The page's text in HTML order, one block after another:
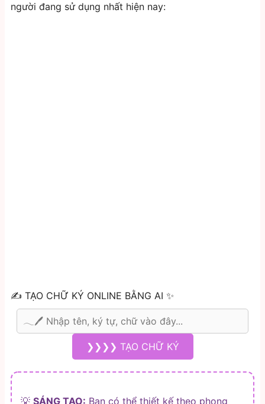
người đang sử dụng nhất hiện nay:
✍️ TẠO CHỮ KÝ ONLINE BẰNG AI ✨
❯❯❯❯ TẠO CHỮ KÝ
💡 SÁNG TẠO: Bạn có thể thiết kế theo phong